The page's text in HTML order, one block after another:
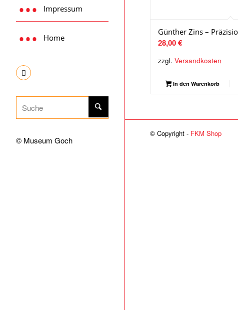
Impressum
Home
© Museum Goch
Günther Zins –
28,00€
zzgl. Versandkosten
In den Warenkorb
© Copyright - FKM Shop